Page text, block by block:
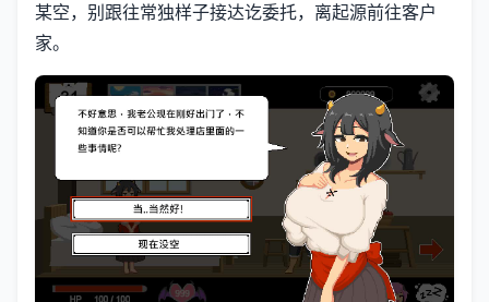
某空，别跟往常独样子接达讫委托，离起源前往客户
家。